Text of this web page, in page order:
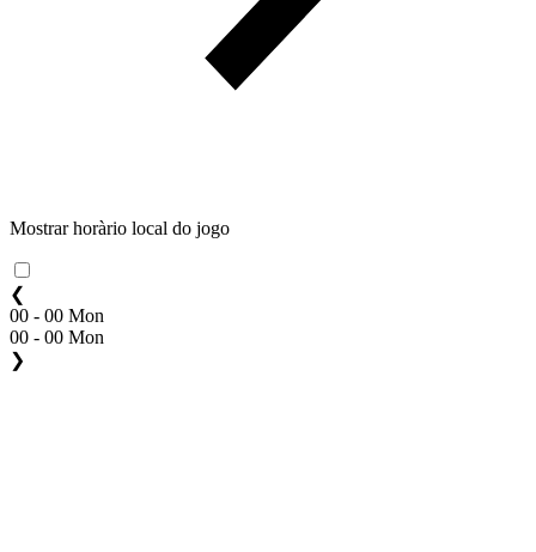
Mostrar horàrio local do jogo
❮
00 - 00 Mon
00 - 00 Mon
❯